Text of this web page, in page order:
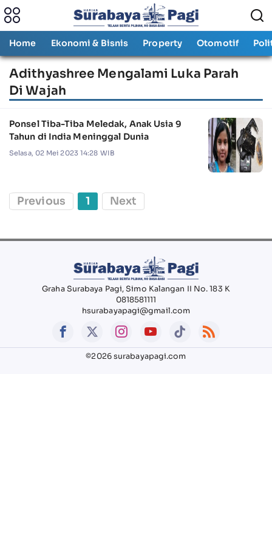
Home Ekonomi & Bisnis Property Otomotif
Adithyashree Mengalami Luka Parah
Di Wajah
Ponsel Tiba-Tiba Meledak, Anak Usia 9
Tahun di India Meninggal Dunia
Selasa, 02 Mei 2023 14:28 WIB
Previous 1 Next
Graha Surabaya Pagi, Simo Kalangan II No. 183 K
0818581111
hsurabayapagi@gmail.com
©2026 surabayapagi.com